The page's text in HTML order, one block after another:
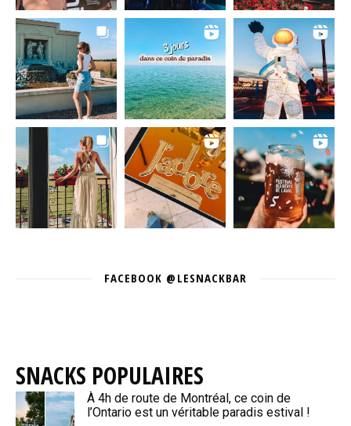
FACEBOOK @LESNACKBAR
SNACKS POPULAIRES
À 4h de route de Montréal, ce coin de
l’Ontario est un véritable paradis estival !